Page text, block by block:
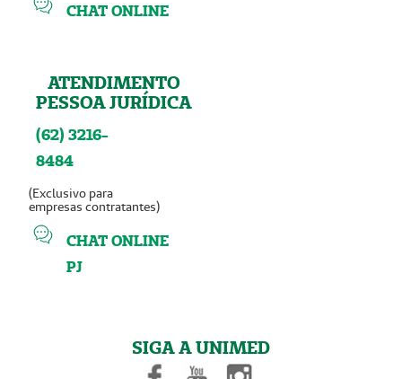
CHAT ONLINE
ATENDIMENTO
PESSOA JURÍDICA
(62) 3216-
8484
(Exclusivo para
empresas contratantes)
CHAT ONLINE
PJ
SIGA A UNIMED